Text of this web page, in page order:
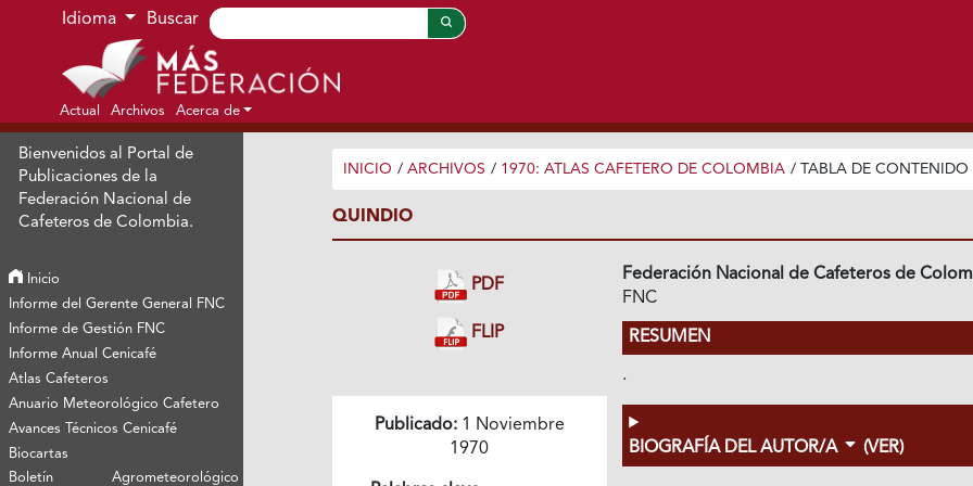
Ir al menú de navegación principal
Ir al contenido principal
Ir al pie de página del sitio
Idioma Buscar
Actual Archivos Acerca de
Bienvenidos al Portal de
Publicaciones de la
Federación Nacional de
Cafeteros de Colombia.
Inicio
Informe del Gerente General FNC
Informe de Gestión FNC
Informe Anual Cenicafé
Atlas Cafeteros
Anuario Meteorológico Cafetero
Avances Técnicos Cenicafé
Biocartas
Boletín Agrometeorológico
INICIO / ARCHIVOS / 1970: ATLAS CAFETERO DE COLOMBIA / TABLA DE CONTENIDO
QUINDIO
PDF
FLIP
Publicado:1 Noviembre
1970
Federación Nacional de Cafeteros de
FNC
RESUMEN
.
BIOGRAFÍA DEL AUTOR/A (VER)